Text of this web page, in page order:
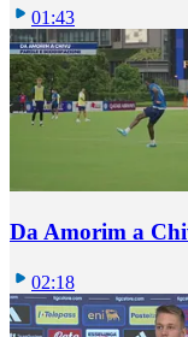
01:43
Da Amorim a
02:18